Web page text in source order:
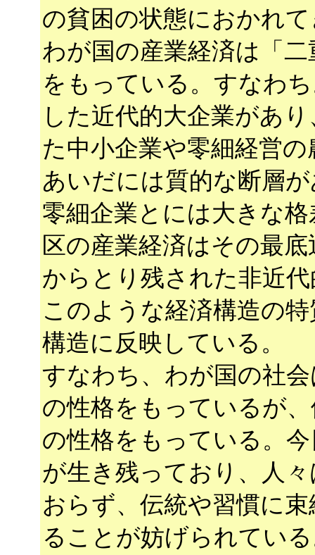
の貧困の状態におかれ
わが国の産業経済は「
をもっている。すなわ
した近代的大企業があ
た中小企業や零細経営
あいだには質的な断層
零細企業とには大きな
区の産業経済はその最
からとり残された非近
このような経済構造の
構造に反映している。
すなわち、わが国の社
の性格をもっているが
の性格をもっている。
が生き残っており、人
おらず、伝統や習慣に
ることが妨げられてい